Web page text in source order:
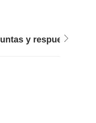
y respuestas